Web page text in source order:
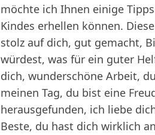
möchte ich Ihnen einige
Kindes erhellen können.
stolz auf dich, gut gemacht,
würdest, was für ein guter
dich, wunderschöne Arbeit,
meinen Tag, du bist eine
herausgefunden, ich liebe
Beste, du hast dich wirklich